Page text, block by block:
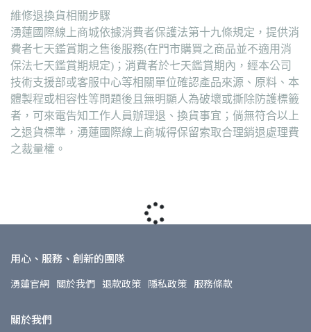
維修退換貨相關步驟
湧蓮國際線上商城依據消費者保護法第十九條規定，提供消
費者七天鑑賞期之售後服務(在門市購買之商品並不適用消
保法七天鑑賞期規定)；消費者於七天鑑賞期內，經本公司
技術支援部或客服中心等相關單位確認產品來源、原料、本
體製程或相容性等問題後且無明顯人為破壞或撕除防護標籤
者，可來電告知工作人員辦理退、換貨事宜；倘無符合以上
之退貨標準，湧蓮國際線上商城得保留索取合理銷退處理費
之裁量權。
用心、服務、創新的團隊
湧蓮官網 關於我們 退款政策 隱私政策 服務條款
關於我們